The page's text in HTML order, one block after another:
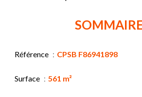
Référence CPSB F86941898
Surface 561 m²